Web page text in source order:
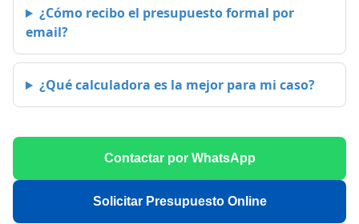
¿Cómo recibo el presupuesto formal por
email?
¿Qué calculadora es la mejor para mi caso?
Contactar por WhatsApp
Solicitar Presupuesto Online